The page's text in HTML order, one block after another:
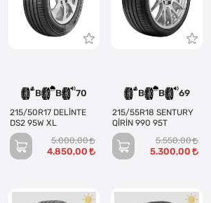
B B 70
215/50R17 DELİNTE
DS2 95W XL
5.000,00
4.850,00
B B 69
215/55R18 SENTURY
QİRİN 990 95T
5.550,00
5.300,00